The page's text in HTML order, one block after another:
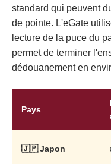
standard qui peuvent
de pointe. L'eGate
lecture de la puce du
permet de terminer
dédouanement en
Pays
🇯🇵 Japon